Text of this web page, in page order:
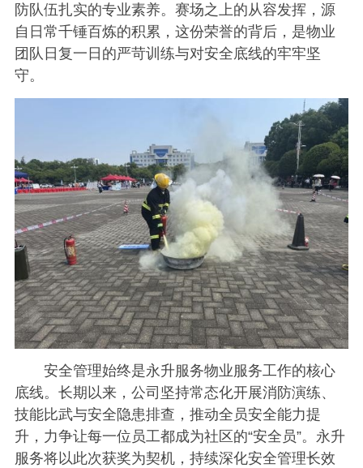
防队伍扎实的专业素养。赛场之上的从容发挥，源
自日常千锤百炼的积累，这份荣誉的背后，是物业
团队日复一日的严苛训练与对安全底线的牢牢坚
守。
安全管理始终是永升服务物业服务工作的核心
底线。长期以来，公司坚持常态化开展消防演练、
技能比武与安全隐患排查，推动全员安全能力提
升，力争让每一位员工都成为社区的“安全员”。永升
服务将以此次获奖为契机，持续深化安全管理长效